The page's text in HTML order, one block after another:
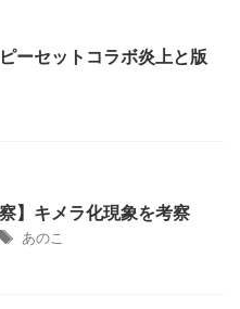
ーセットコラボ炎上と版
察】キメラ化現象を考察
あのこ